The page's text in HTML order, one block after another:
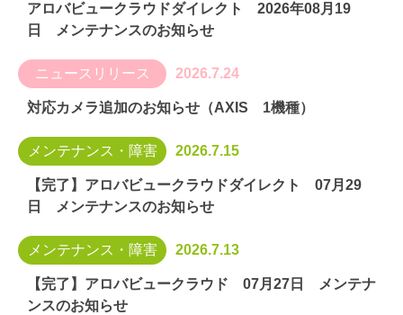
アロバビュークラウドダイレクト 2026年08月19
日 メンテナンスのお知らせ
ニュースリリース 2026.7.24
対応カメラ追加のお知らせ（AXIS 1機種）
メンテナンス・障害 2026.7.15
【完了】アロバビュークラウドダイレクト 07月29
日 メンテナンスのお知らせ
メンテナンス・障害 2026.7.13
【完了】アロバビュークラウド 07月27日 メンテナ
ンスのお知らせ